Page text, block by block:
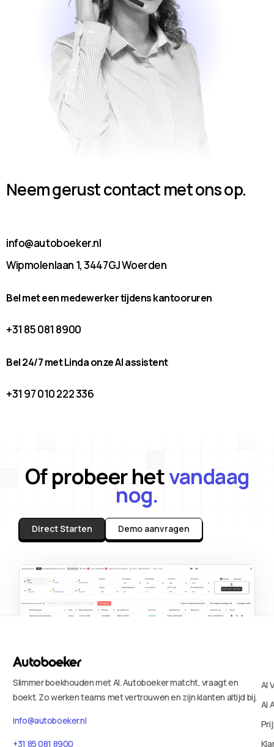
Neem gerust contact met ons op.
info@autoboeker.nl
Wipmolenlaan 1, 3447GJ Woerden
Bel met een medewerker tijdens kantooruren
+31 85 081 8900
Bel 24/7 met Linda onze AI assistent
+31 97 010 222 336
Of probeer hetvandaag
nog.
Direct Starten Demo aanvragen
Slimmer boekhouden met AI. Autoboeker matcht, vraagt en
boekt. Zo werken teams met vertrouwen en zijn klanten altijd bij.
info@autoboeker.nl
+31 85 081 8900
AI
AI